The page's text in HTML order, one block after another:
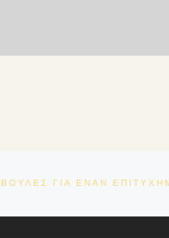
ΓΙΑ ΕΝΑΝ